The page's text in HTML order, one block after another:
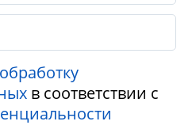
в соответствии с